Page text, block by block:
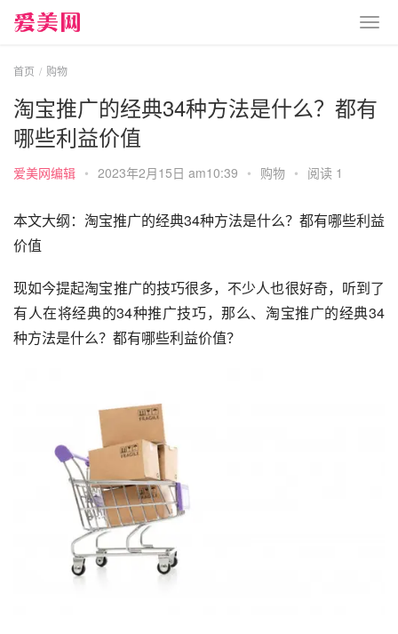
首页 购物
淘宝推广的经典34种方法是什么？都有
哪些利益价值
爱美网编辑 • 2023年2月15日 am10:39 • 购物 • 阅读 1
本文大纲：淘宝推广的经典34种方法是什么？都有哪些利益
价值
现如今提起淘宝推广的技巧很多，不少人也很好奇，听到了
有人在将经典的34种推广技巧，那么、淘宝推广的经典34
种方法是什么？都有哪些利益价值？